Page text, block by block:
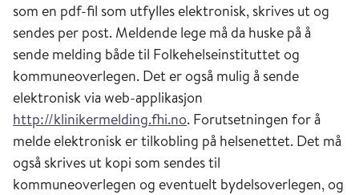
som en pdf-fil som utfylles elektronisk, skrives ut og
sendes per post. Meldende lege må da huske på å
sende melding både til Folkehelseinstituttet og
kommuneoverlegen. Det er også mulig å sende
elektronisk via web-applikasjon
http://klinikermelding.fhi.no. Forutsetningen for å
melde elektronisk er tilkobling på helsenettet. Det må
også skrives ut kopi som sendes til
kommuneoverlegen og eventuelt bydelsoverlegen, og